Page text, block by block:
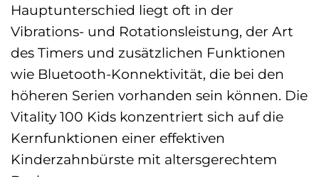
Hauptunterschied liegt oft in der
Vibrations- und Rotationsleistung, der Art
des Timers und zusätzlichen Funktionen
wie Bluetooth-Konnektivität, die bei den
höheren Serien vorhanden sein können. Die
Vitality 100 Kids konzentriert sich auf die
Kernfunktionen einer effektiven
Kinderzahnbürste mit altersgerechtem